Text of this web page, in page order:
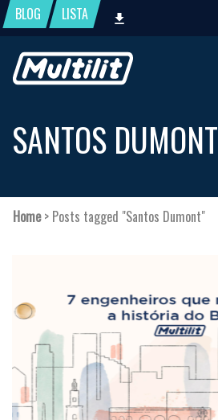
BLOG LISTA
SANTOS DUMONT
Home> Posts tagged "Santos Dumont"